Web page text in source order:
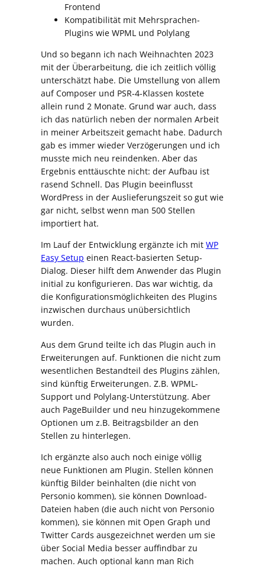
Frontend
Kompatibilität mit Mehrsprachen-
Plugins wie WPML und Polylang
Und so begann ich nach Weihnachten 2023
mit der Überarbeitung, die ich zeitlich völlig
unterschätzt habe. Die Umstellung von allem
auf Composer und PSR-4-Klassen kostete
allein rund 2 Monate. Grund war auch, dass
ich das natürlich neben der normalen Arbeit
in meiner Arbeitszeit gemacht habe. Dadurch
gab es immer wieder Verzögerungen und ich
musste mich neu reindenken. Aber das
Ergebnis enttäuschte nicht: der Aufbau ist
rasend Schnell. Das Plugin beeinflusst
WordPress in der Auslieferungszeit so gut wie
gar nicht, selbst wenn man 500 Stellen
importiert hat.
Im Lauf der Entwicklung ergänzte ich mitWP
Easy Setup einen React-basierten Setup-
Dialog. Dieser hilft dem Anwender das Plugin
initial zu konfigurieren. Das war wichtig, da
die Konfigurationsmöglichkeiten des Plugins
inzwischen durchaus unübersichtlich
wurden.
Aus dem Grund teilte ich das Plugin auch in
Erweiterungen auf. Funktionen die nicht zum
wesentlichen Bestandteil des Plugins zählen,
sind künftig Erweiterungen. Z.B. WPML-
Support und Polylang-Unterstützung. Aber
auch PageBuilder und neu hinzugekommene
Optionen um z.B. Beitragsbilder an den
Stellen zu hinterlegen.
Ich ergänzte also auch noch einige völlig
neue Funktionen am Plugin. Stellen können
künftig Bilder beinhalten (die nicht von
Personio kommen), sie können Download-
Dateien haben (die auch nicht von Personio
kommen), sie können mit Open Graph und
Twitter Cards ausgezeichnet werden um sie
über Social Media besser auffindbar zu
machen. Auch optional kann man Rich